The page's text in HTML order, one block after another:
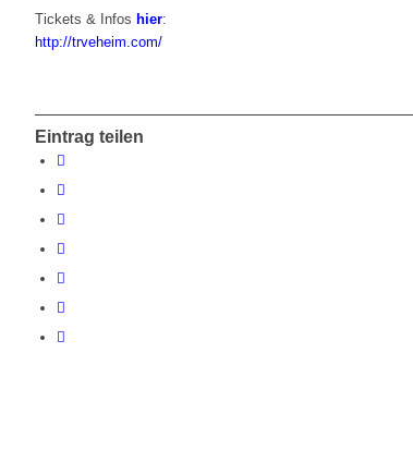
Tickets & Infos hier:
http://trveheim.com/
Eintrag teilen